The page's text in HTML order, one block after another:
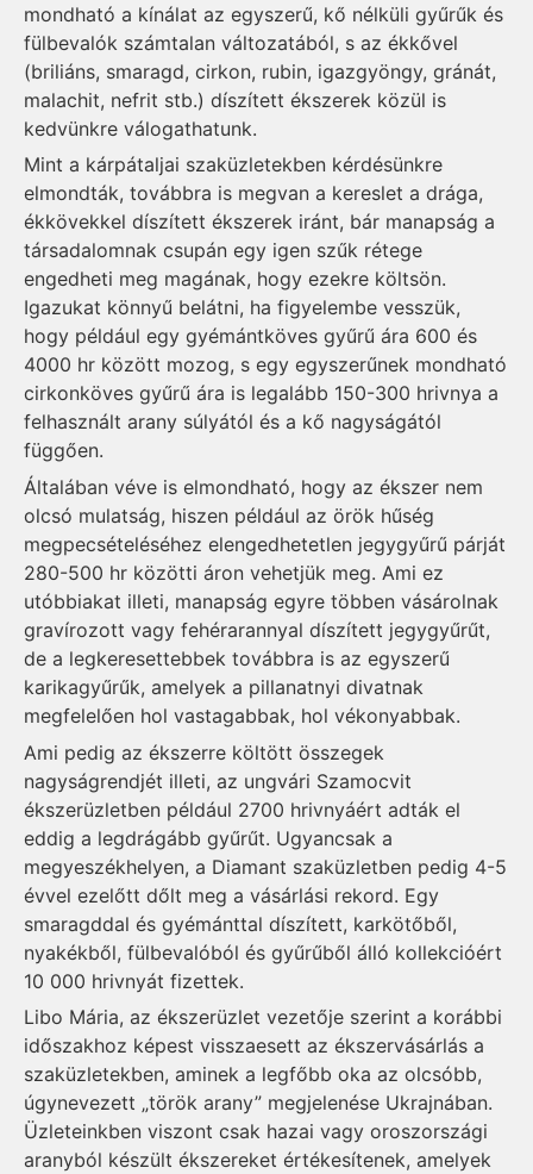
mondható a kínálat az egyszerű, kő nélküli gyűrűk és
fülbevalók számtalan változatából, s az ékkővel
(briliáns, smaragd, cirkon, rubin, igazgyöngy, gránát,
malachit, nefrit stb.) díszített ékszerek közül is
kedvünkre válogathatunk.
Mint a kárpátaljai szaküzletekben kérdésünkre
elmondták, továbbra is megvan a kereslet a drága,
ékkö­vek­kel díszített ékszerek iránt, bár manapság a
társadalomnak csupán egy igen szűk rétege
engedheti meg magának, hogy ezekre költsön.
Igazukat könnyű belátni, ha figyelembe vesszük,
hogy például egy gyémántköves gyűrű ára 600 és
4000 hr között mozog, s egy egyszerűnek mondható
cir­kon­köves gyűrű ára is legalább 150-300 hrivnya a
felhasznált arany súlyától és a kő nagyságától
függően.
Általában véve is elmondható, hogy az ékszer nem
olcsó mulatság, hiszen például az örök hűség
megpecsételéséhez elengedhetetlen jegygyűrű párját
280-500 hr közötti áron vehetjük meg. Ami ez
utóbbiakat illeti, manapság egyre többen vásárolnak
gravírozott vagy fehérarannyal díszített jegygyűrűt,
de a legkeresettebbek továbbra is az egyszerű
karikagyűrűk, amelyek a pillanatnyi divatnak
megfelelően hol vastagabbak, hol vékonyabbak.
Ami pedig az ékszerre költött összegek
nagyságrendjét illeti, az ungvári Szamocvit
ékszerüzletben például 2700 hriv­nyáért adták el
eddig a legdrágább gyűrűt. Ugyancsak a
megyeszékhelyen, a Diamant szaküzletben pedig 4-5
évvel ezelőtt dőlt meg a vásárlási rekord. Egy
smaragddal és gyémánttal díszített, karkötőből,
nyakékből, fülbevalóból és gyűrűből álló kollekcióért
10 000 hrivnyát fizettek.
Libo Mária, az ékszerüzlet vezetője szerint a korábbi
időszakhoz képest visszaesett az ékszervásárlás a
szaküzletekben, aminek a legfőbb oka az olcsóbb,
úgynevezett „török arany” megjelenése Ukraj­ná­ban.
Üzleteinkben viszont csak hazai vagy oroszországi
aranyból készült ékszereket értékesítenek, amelyek